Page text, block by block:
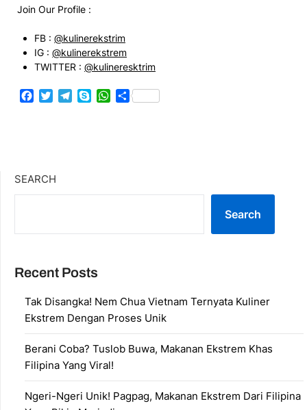
Join Our Profile :
FB : @kulinerekstrim
IG : @kulinerekstrem
TWITTER : @kulineresktrim
Facebook
TwitterTelegram
SkypeWhatsApp
Share
SEARCH
Search
Recent Posts
Tak Disangka! Nem Chua Vietnam Ternyata Kuliner
Ekstrem Dengan Proses Unik
Berani Coba? Tuslob Buwa, Makanan Ekstrem Khas
Filipina Yang Viral!
Ngeri-Ngeri Unik! Pagpag, Makanan Ekstrem Dari Filipina